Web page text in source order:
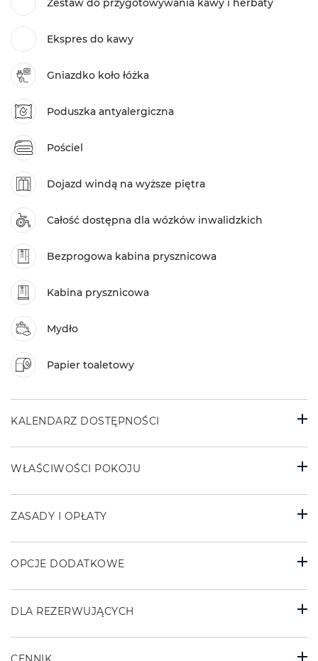
Ekspres do kawy
Gniazdko koło łóżka
Poduszka antyalergiczna
Pościel
Dojazd windą na wyższe piętra
Całość dostępna dla wózków inwalidzkich
Bezprogowa kabina prysznicowa
Kabina prysznicowa
Mydło
Papier toaletowy
KALENDARZ DOSTĘPNOŚCI
WŁAŚCIWOŚCI POKOJU
ZASADY I OPŁATY
OPCJE DODATKOWE
DLA REZERWUJĄCYCH